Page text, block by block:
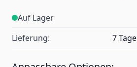
Auf Lager
Lieferung:
7 Tage